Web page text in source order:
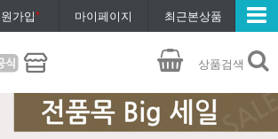
가입* 마이페이지 최근본상품
상품검색